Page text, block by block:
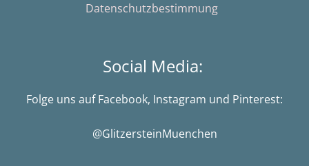
Datenschutzbestimmung
Social Media:
Folge uns auf Facebook, Instagram und Pinterest:
@GlitzersteinMuenchen